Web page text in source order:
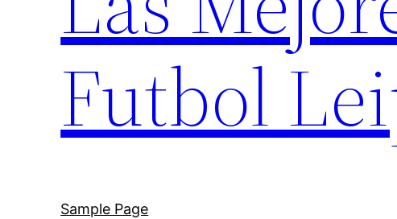
Futbol
Sample Page